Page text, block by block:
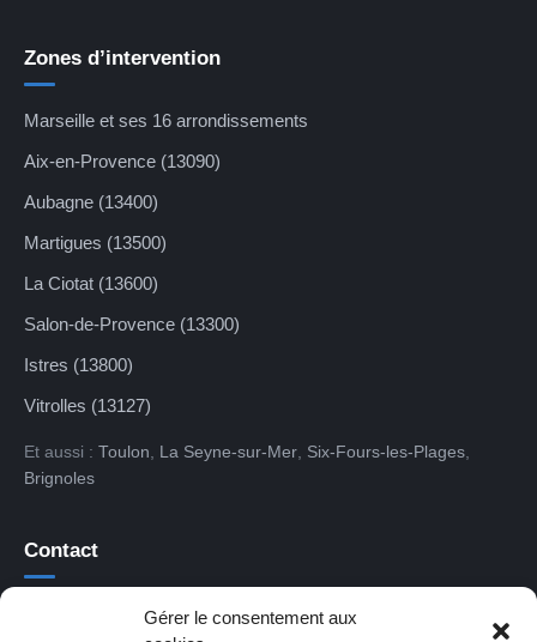
Gérer le consentement aux
Zones d’intervention
Marseille et ses 16 arrondissements
Aix-en-Provence (13090)
Aubagne (13400)
Martigues (13500)
La Ciotat (13600)
Salon-de-Provence (13300)
Istres (13800)
Vitrolles (13127)
Et aussi : Toulon La Seyne-sur-Mer Six-Fours-les-Plages
Brignoles
Contact
16 chemin du Val des Bois